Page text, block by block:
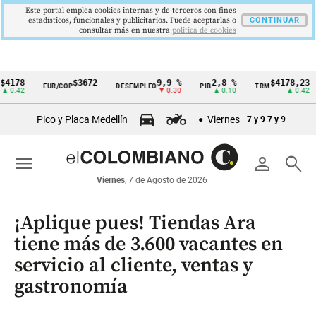
Cintillo
económicos
Colombia
EUR/COP$3672
—
DESEMPLEO9,9 %
▼ 0.30
PIB 2,8 %
▲ 0.10
TRM $4178,23
▲ 0.42
Pico y Placa Medellín Viernes 7 y 9 7 y 9
person search
Viernes, 7 de Agosto de 2026
menu
¡Aplique pues! Tiendas Ara
tiene más de 3.600 vacantes en
servicio al cliente, ventas y
gastronomía
Este portal emplea cookies internas y de terceros con fines
estadísticos, funcionales y publicitarios. Puede aceptarlas o
consultar más en nuestra politica de cookies
CONTINUAR